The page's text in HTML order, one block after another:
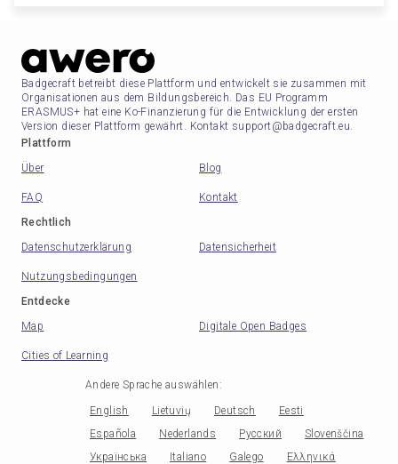
Badgecraft betreibt diese Plattform und entwickelt sie zusammen mit
Organisationen aus dem Bildungsbereich. Das EU Programm
ERASMUS+ hat eine Ko-Finanzierung für die Entwicklung der ersten
Version dieser Plattform gewährt. Kontakt support@badgecraft.eu.
Plattform
Über
Blog
FAQ
Kontakt
Rechtlich
Datenschutzerklärung
Datensicherheit
Nutzungsbedingungen
Entdecke
Map
Digitale Open Badges
Cities of Learning
Andere Sprache auswählen :
English Lietuvių Deutsch
Eesti
Española
Nederlands Русский
Slovenščina
Українська
Italiano Galego
Ελληνικά